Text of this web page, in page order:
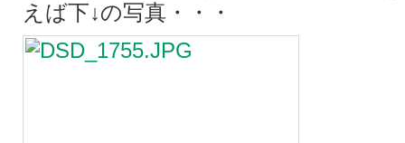
えば下↓の写真・・・